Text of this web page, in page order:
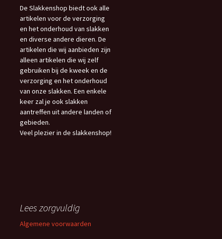
De Slakkenshop biedt ook alle
artikelen voor de verzorging
en het onderhoud van slakken
en diverse andere dieren. De
artikelen die wij aanbieden zijn
alleen artikelen die wij zelf
gebruiken bij de kweek en de
verzorging en het onderhoud
van onze slakken. Een enkele
keer zal je ook slakken
aantreffen uit andere landen of
gebieden.
Veel plezier in de slakkenshop!
Lees zorgvuldig
Algemene voorwaarden